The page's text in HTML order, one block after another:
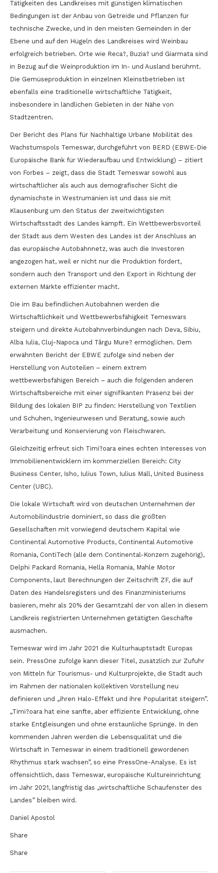
Tätigkeiten des Landkreises mit günstigen klimatischen
Bedingungen ist der Anbau von Getreide und Pflanzen für
technische Zwecke, und in den meisten Gemeinden in der
Ebene und auf den Hügeln des Landkreises wird Weinbau
erfolgreich betrieben. Orte wie Reca?, Buzia? und Giarmata sind
in Bezug auf die Weinproduktion im In- und Ausland berühmt.
Die Gemüseproduktion in einzelnen Kleinstbetrieben ist
ebenfalls eine traditionelle wirtschaftliche Tätigkeit,
insbesondere in ländlichen Gebieten in der Nähe von
Stadtzentren.
Der Bericht des Plans für Nachhaltige Urbane Mobilität des
Wachstumspols Temeswar, durchgeführt von BERD (EBWE-Die
Europäische Bank für Wiederaufbau und Entwicklung) – zitiert
von Forbes – zeigt, dass die Stadt Temeswar sowohl aus
wirtschaftlicher als auch aus demografischer Sicht die
dynamischste in Westrumänien ist und dass sie mit
Klausenburg um den Status der zweitwichtigsten
Wirtschaftsstadt des Landes kämpft. Ein Wettbewerbsvorteil
der Stadt aus dem Westen des Landes ist der Anschluss an
das europäische Autobahnnetz, was auch die Investoren
angezogen hat, weil er nicht nur die Produktion fördert,
sondern auch den Transport und den Export in Richtung der
externen Märkte effizienter macht.
Die im Bau befindlichen Autobahnen werden die
Wirtschaftlichkeit und Wettbewerbsfähigkeit Temeswars
steigern und direkte Autobahnverbindungen nach Deva, Sibiu,
Alba Iulia, Cluj-Napoca und Târgu Mure? ermöglichen. Dem
erwähnten Bericht der EBWE zufolge sind neben der
Herstellung von Autoteilen – einem extrem
wettbewerbsfähigen Bereich – auch die folgenden anderen
Wirtschaftsbereiche mit einer signifikanten Präsenz bei der
Bildung des lokalen BIP zu finden: Herstellung von Textilien
und Schuhen, Ingenieurwesen und Beratung, sowie auch
Verarbeitung und Konservierung von Fleischwaren.
Gleichzeitig erfreut sich Timi?oara eines echten Interesses von
Immobilienentwicklern im kommerziellen Bereich: City
Business Center, Isho, Iulius Town, Iulius Mall, United Business
Center (UBC).
Die lokale Wirtschaft wird von deutschen Unternehmen der
Automobilindustrie dominiert, so dass die größten
Gesellschaften mit vorwiegend deutschem Kapital wie
Continental Automotive Products, Continental Automotive
Romania, ContiTech (alle dem Continental-Konzern zugehörig),
Delphi Packard Romania, Hella Romania, Mahle Motor
Components, laut Berechnungen der Zeitschrift ZF, die auf
Daten des Handelsregisters und des Finanzministeriums
basieren, mehr als 20% der Gesamtzahl der von allen in diesem
Landkreis registrierten Unternehmen getätigten Geschäfte
ausmachen.
Temeswar wird im Jahr 2021 die Kulturhauptstadt Europas
sein. PressOne zufolge kann dieser Titel, zusätzlich zur Zufuhr
von Mitteln für Tourismus- und Kulturprojekte, die Stadt auch
im Rahmen der nationalen kollektiven Vorstellung neu
definieren und „ihren Halo-Effekt und ihre Popularität steigern”.
„Timi?oara hat eine sanfte, aber effiziente Entwicklung, ohne
starke Entgleisungen und ohne erstaunliche Sprünge. In den
kommenden Jahren werden die Lebensqualität und die
Wirtschaft in Temeswar in einem traditionell gewordenen
Rhythmus stark wachsen”, so eine PressOne-Analyse. Es ist
offensichtlich, dass Temeswar, europäische Kultureinrichtung
im Jahr 2021, langfristig das „wirtschaftliche Schaufenster des
Landes” bleiben wird.
Daniel Apostol
Share
Share